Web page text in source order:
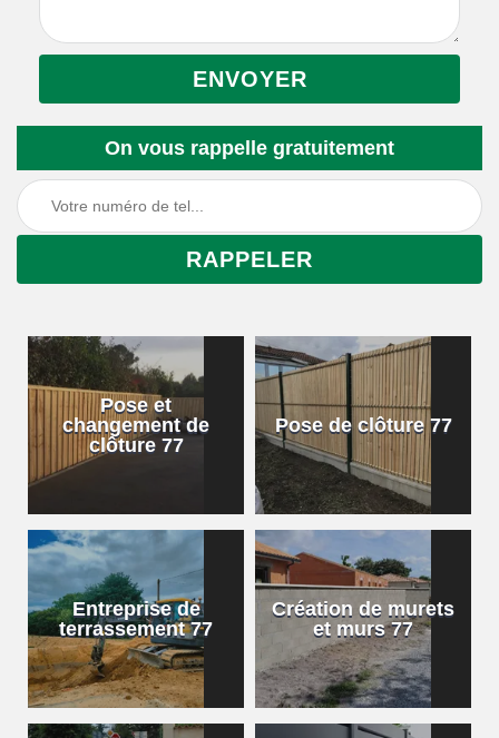
On vous rappelle gratuitement
Pose et
changement de
clôture 77
Pose de clôture 77
Entreprise de
terrassement 77
Création de murets
et murs 77